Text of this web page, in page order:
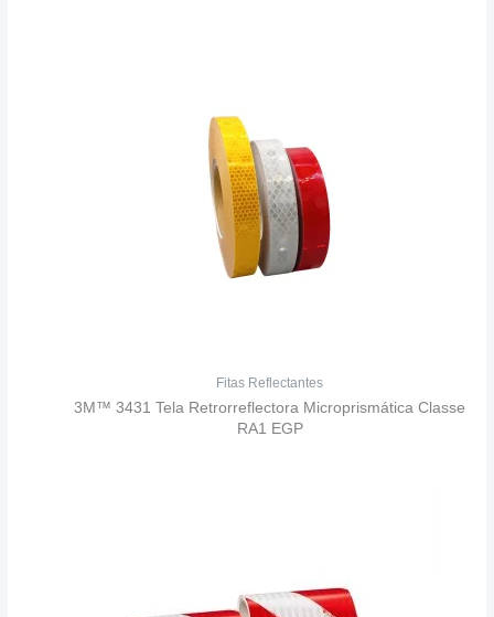
Fitas Reflectantes
3M™ 3431 Tela Retrorreflectora Microprismática Classe
RA1 EGP